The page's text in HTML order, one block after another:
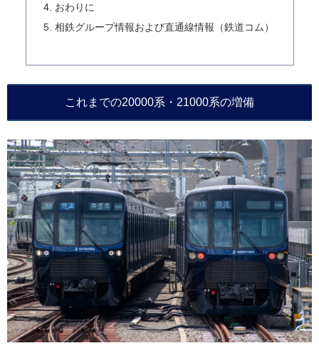
おわりに
相鉄グループ情報および直通線情報（鉄道コム）
これまでの20000系・21000系の増備